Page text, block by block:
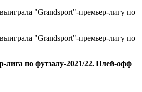
лига по футзалу-2021/22. Плей-офф